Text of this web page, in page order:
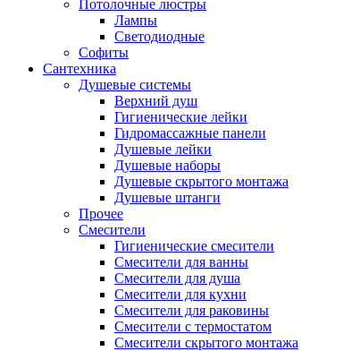
Потолочные люстры
Лампы
Светодиодные
Софиты
Сантехника
Душевые системы
Верхний душ
Гигиенические лейки
Гидромассажные панели
Душевые лейки
Душевые наборы
Душевые скрытого монтажа
Душевые штанги
Прочее
Смесители
Гигиенические смесители
Смесители для ванны
Смесители для душа
Смесители для кухни
Смесители для раковины
Смесители с термостатом
Смесители скрытого монтажа